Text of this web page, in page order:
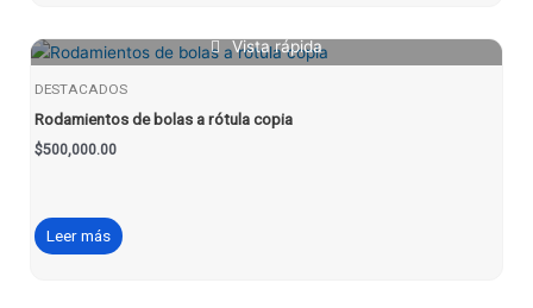
Vista rápida
DESTACADOS
Rodamientos de bolas a rótula copia
$500,000.00
Leer más